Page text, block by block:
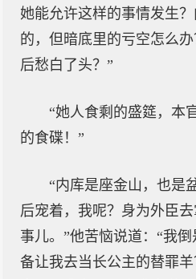
她能允许这样的事情发生
的，但暗底里的亏空怎么
后愁白了头？”
“她人食剩的盛筵，本
的食碟！”
“内库是座金山，也
后宠着，我呢？身为外臣
事儿。”他苦恼说道：“我
备让我去当长公主的替罪